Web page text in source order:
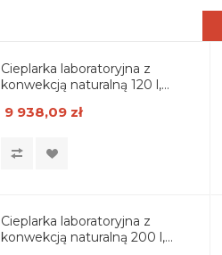
Cieplarka laboratoryjna z
konwekcją naturalną 120 l,
9 938,09 zł
Cieplarka laboratoryjna z
konwekcją naturalną 200 l,